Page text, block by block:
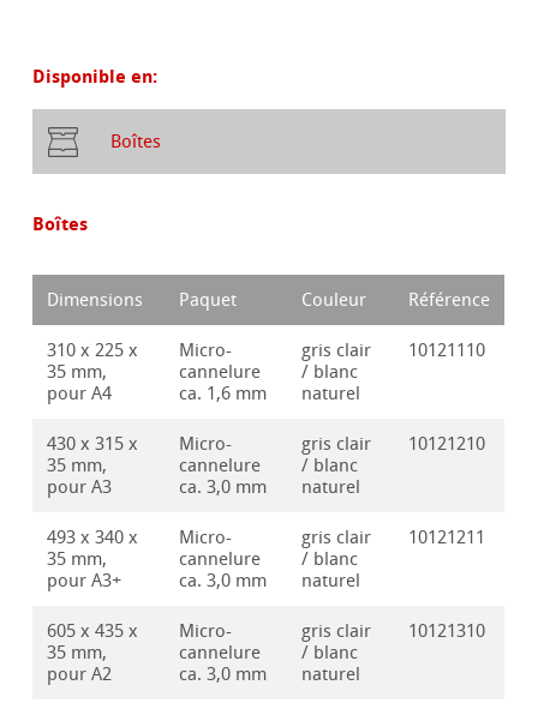
Disponible en:
Boîtes
Boîtes
Dimensions Paquet Couleur Référence
310 x 225 x
35 mm,
pour A4
Micro-
cannelure
ca. 1,6 mm
gris clair
/ blanc
naturel
10121110
430 x 315 x
35 mm,
pour A3
Micro-
cannelure
ca. 3,0 mm
gris clair
/ blanc
naturel
10121210
493 x 340 x
35 mm,
pour A3+
Micro-
cannelure
ca. 3,0 mm
gris clair
/ blanc
naturel
10121211
605 x 435 x
35 mm,
pour A2
Micro-
cannelure
ca. 3,0 mm
gris clair
/ blanc
naturel
10121310